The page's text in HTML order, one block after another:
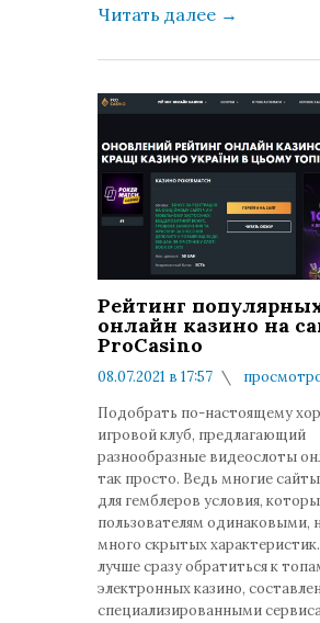
Читать далее →
Рейтинг
онлайн казино на
ProCasino
08.07.2021 в 17:57
Подобрать по-настоящему
игровой клуб, предлагающий
разнообразные видеослоты
так просто. Ведь многие
для гемблеров условия,
пользователям одинаковыми,
много скрытых
лучше сразу обратиться к
электронных казино,
специализированными